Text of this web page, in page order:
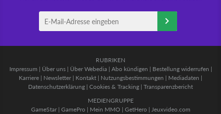
RUBRIKEN
Impressum | Über uns| Über Webedia | Abo kündigen | Bestellung widerrufen |
Karriere | Newsletter | Kontakt | Nutzungsbestimmungen | Mediadaten |
Datenschutzerklärung | Cookies & Tracking | Transparenzbericht
MEDIENGRUPPE
GameStar| GamePro | Mein MMO | GetHero | Jeuxvideo.com